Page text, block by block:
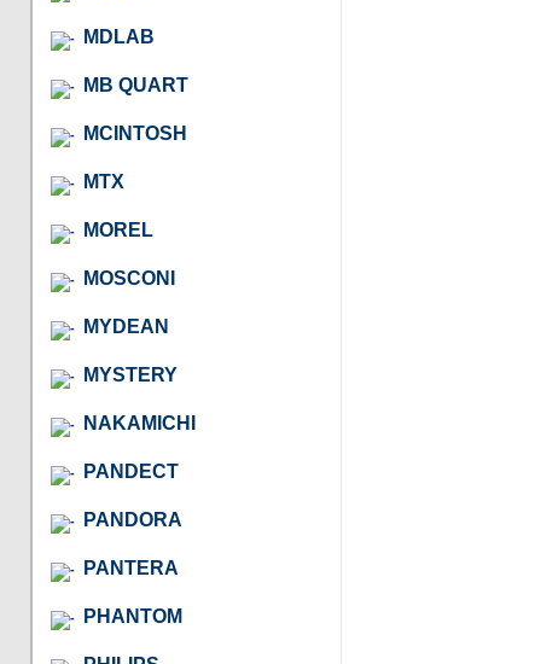
MDLAB
MB QUART
MCINTOSH
MTX
MOREL
MOSCONI
MYDEAN
MYSTERY
NAKAMICHI
PANDECT
PANDORA
PANTERA
PHANTOM